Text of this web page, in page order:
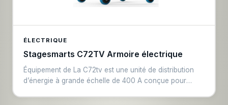
ÉLECTRIQUE
Stagesmarts C72TV Armoire électrique
Équipement de La C72tv est une unité de distribution
d’énergie à grande échelle de 400 A conçue pour